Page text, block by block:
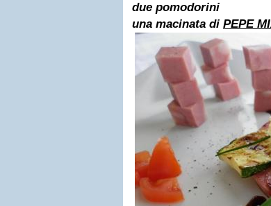
due pomodorini
una macinata di PEPE